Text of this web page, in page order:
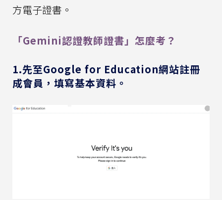
方電子證書。
「Gemini認證教師證書」怎麼考？
1.先至Google for Education網站註冊
成會員，填寫基本資料。